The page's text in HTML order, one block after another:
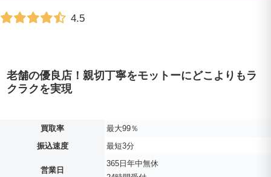
4.5
老舗の優良店！親切丁寧をモットーにどこよりもラ
クラクを実現
買取率
最大99％
振込速度
最短3分
営業日
365日年中無休